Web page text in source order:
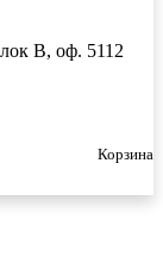
В, оф. 5112
Корзина